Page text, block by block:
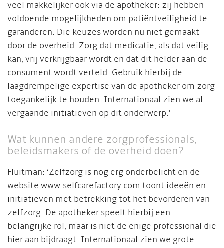
veel makkelijker ook via de apotheker: zij hebben
voldoende mogelijkheden om patiëntveiligheid te
garanderen. Die keuzes worden nu niet gemaakt
door de overheid. Zorg dat medicatie, als dat veilig
kan, vrij verkrijgbaar wordt en dat dit helder aan de
consument wordt verteld. Gebruik hierbij de
laagdrempelige expertise van de apotheker om zorg
toegankelijk te houden. Internationaal zien we al
vergaande initiatieven op dit onderwerp.’
Wat kunnen andere zorgprofessionals,
beleidsmakers of de overheid doen?
Fluitman: ‘Zelfzorg is nog erg onderbelicht en de
website www.selfcarefactory.com toont ideeën en
initiatieven met betrekking tot het bevorderen van
zelfzorg. De apotheker speelt hierbij een
belangrijke rol, maar is niet de enige professional die
hier aan bijdraagt. Internationaal zien we grote